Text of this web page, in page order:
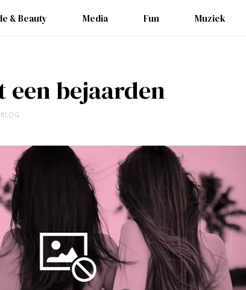
& Beauty Media Fun Muziek
een bejaarden